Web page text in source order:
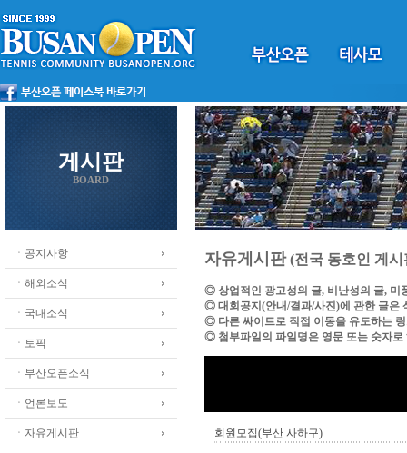
게시판
BOARD
ㆍ공지사항
ㆍ해외소식
ㆍ국내소식
ㆍ토픽
ㆍ부산오픈소식
ㆍ언론보도
ㆍ자유게시판
자유게시판(전국 동호인 게시
◎ 상업적인 광고성의 글, 비난성의 글, 미
◎ 대회공지(안내/결과/사진)에 관한 글은
◎ 다른 싸이트로 직접 이동을 유도하는
◎ 첨부파일의 파일명은 영문 또는 숫자로
회원모집(부산 사하구)